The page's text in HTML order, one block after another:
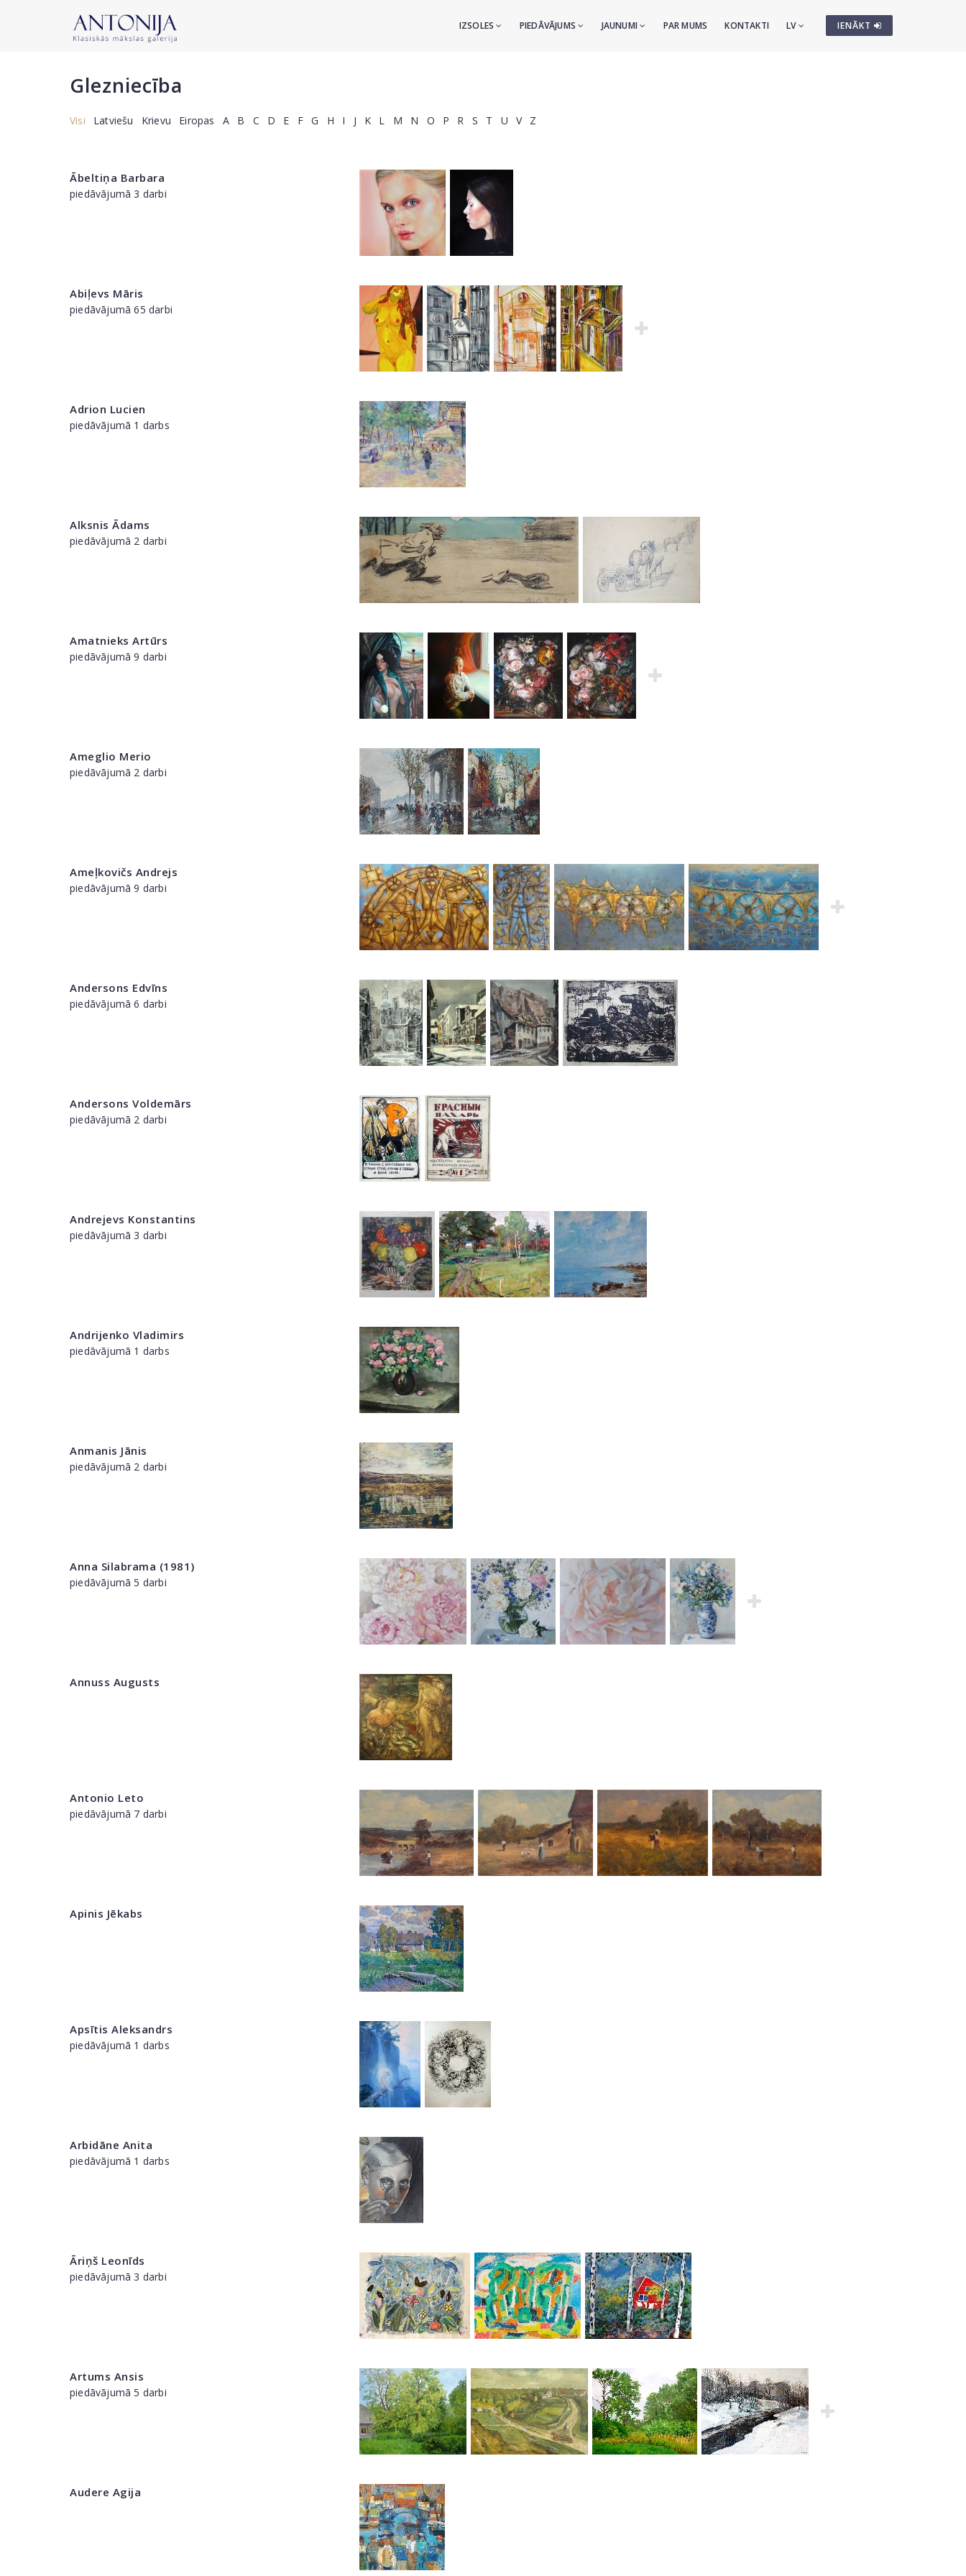
IENĀKT
IZSOLES PIEDĀVĀJUMS JAUNUMI PAR MUMS KONTAKTI LV
Glezniecība
Visi Latviešu Krievu Eiropas A B C D E F G H I J K L M N O P R S T U V Z
Ābeltiņa Barbara
piedāvājumā 3 darbi
Abiļevs Māris
piedāvājumā 65 darbi
Adrion Lucien
piedāvājumā 1 darbs
Alksnis Ādams
piedāvājumā 2 darbi
Amatnieks Artūrs
piedāvājumā 9 darbi
Ameglio Merio
piedāvājumā 2 darbi
Ameļkovičs Andrejs
piedāvājumā 9 darbi
Andersons Edvīns
piedāvājumā 6 darbi
Andersons Voldemārs
piedāvājumā 2 darbi
Andrejevs Konstantins
piedāvājumā 3 darbi
Andrijenko Vladimirs
piedāvājumā 1 darbs
Anmanis Jānis
piedāvājumā 2 darbi
Anna Silabrama (1981)
piedāvājumā 5 darbi
Annuss Augusts
Antonio Leto
piedāvājumā 7 darbi
Apinis Jēkabs
Apsītis Aleksandrs
piedāvājumā 1 darbs
Arbidāne Anita
piedāvājumā 1 darbs
Āriņš Leonīds
piedāvājumā 3 darbi
Artums Ansis
piedāvājumā 5 darbi
Audere Agija